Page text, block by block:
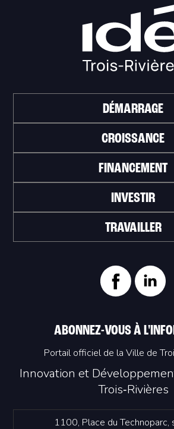
Innovation et
Trois‑Rivières
1100, Place du
DÉMARRAGE
CROISSANCE
FINANCEMENT
INVESTIR
TRAVAILLER
ABONNEZ-VOUS À
Portail officiel de la Ville de